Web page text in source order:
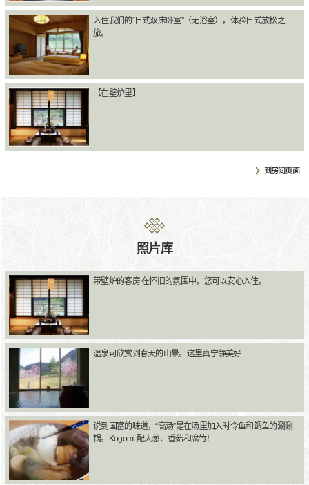
入住我们的“日式双床卧室”（无浴室），体验日式放松之
旅。
【在壁炉里】
到房间页面
照片库
带壁炉的客房 在怀旧的氛围中，您可以安心入住。
温泉可欣赏到春天的山景。这里真宁静美好……
说到国富的味道，“高汤”是在汤里加入时令鱼和鲷鱼的涮涮
锅。Kogomi 配大葱、香菇和腐竹！